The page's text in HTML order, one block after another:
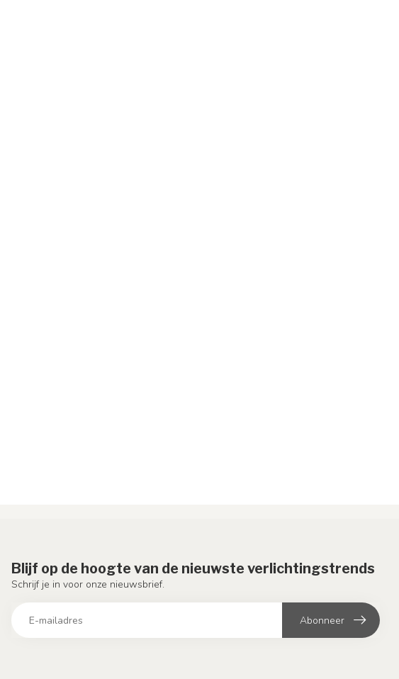
Blijf op de hoogte van de nieuwste verlichtingstrends
Schrijf je in voor onze nieuwsbrief.
Abonneer